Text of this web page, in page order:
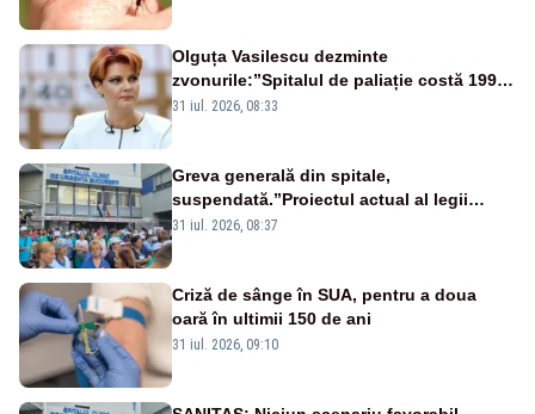
Olguța Vasilescu dezminte
zvonurile:”Spitalul de paliație costă 199
de milioane de euro, nu 500 de milioane”
31 iul. 2026, 08:33
Greva generală din spitale,
suspendată.”Proiectul actual al legii
salarizării nu mai există pentru noi”
31 iul. 2026, 08:37
Criză de sânge în SUA, pentru a doua
oară în ultimii 150 de ani
31 iul. 2026, 09:10